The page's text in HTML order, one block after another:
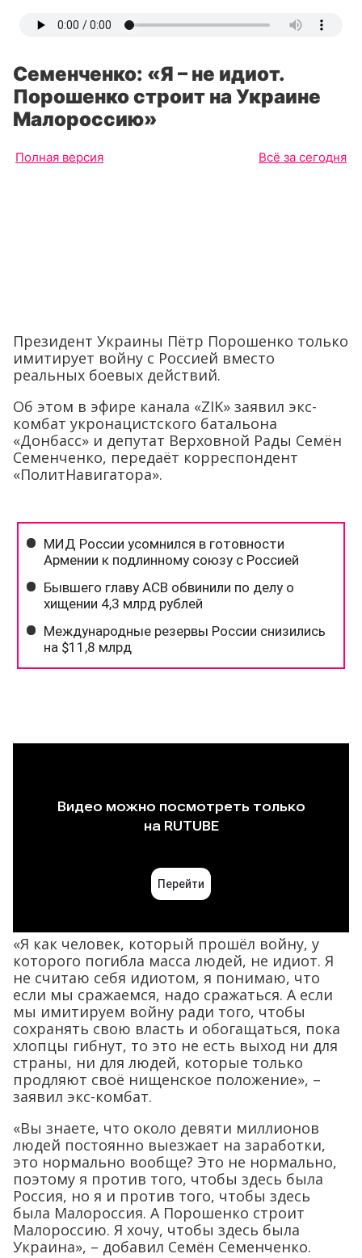
Семенченко: «Я – не идиот.
Порошенко строит на Украине
Малороссию»
Полная версия Всё за сегодня
Президент Украины Пётр Порошенко только
имитирует войну с Россией вместо
реальных боевых действий.
Об этом в эфире канала «ZIK» заявил экс-
комбат укронацистского батальона
«Донбасс» и депутат Верховной Рады Семён
Семенченко, передаёт корреспондент
«ПолитНавигатора».
«Я как человек, который прошёл войну, у
которого погибла масса людей, не идиот. Я
не считаю себя идиотом, я понимаю, что
если мы сражаемся, надо сражаться. А если
мы имитируем войну ради того, чтобы
сохранять свою власть и обогащаться, пока
хлопцы гибнут, то это не есть выход ни для
страны, ни для людей, которые только
продляют своё нищенское положение», –
заявил экс-комбат.
«Вы знаете, что около девяти миллионов
людей постоянно выезжает на заработки,
это нормально вообще? Это не нормально,
поэтому я против того, чтобы здесь была
Россия, но я и против того, чтобы здесь
была Малороссия. А Порошенко строит
Малороссию. Я хочу, чтобы здесь была
Украина», – добавил Семён Семенченко.